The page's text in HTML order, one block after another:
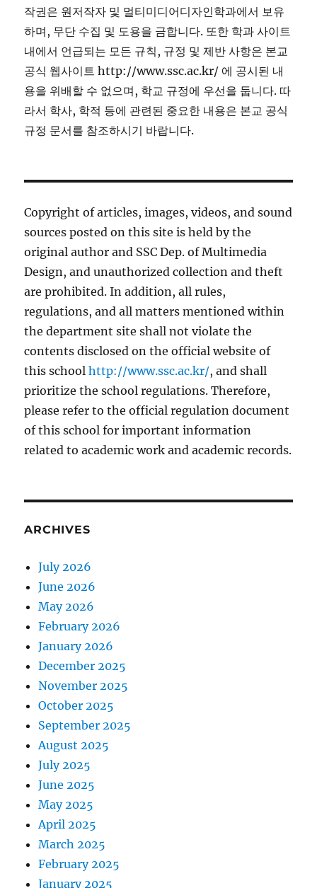
작권은 원저작자 및 멀티미디어디자인학과에서 보유
하며, 무단 수집 및 도용을 금합니다. 또한 학과 사이트
내에서 언급되는 모든 규칙, 규정 및 제반 사항은 본교
공식 웹사이트 http://www.ssc.ac.kr/ 에 공시된 내
용을 위배할 수 없으며, 학교 규정에 우선을 둡니다. 따
라서 학사, 학적 등에 관련된 중요한 내용은 본교 공식
규정 문서를 참조하시기 바랍니다.
Copyright of articles, images, videos, and sound
sources posted on this site is held by the
original author and SSC Dep. of Multimedia
Design, and unauthorized collection and theft
are prohibited. In addition, all rules,
regulations, and all matters mentioned within
the department site shall not violate the
contents disclosed on the official website of
this schoolhttp://www.ssc.ac.kr/, and shall
prioritize the school regulations. Therefore,
please refer to the official regulation document
of this school for important information
related to academic work and academic records.
ARCHIVES
July 2026
June 2026
May 2026
February 2026
January 2026
December 2025
November 2025
October 2025
September 2025
August 2025
July 2025
June 2025
May 2025
April 2025
March 2025
February 2025
January 2025